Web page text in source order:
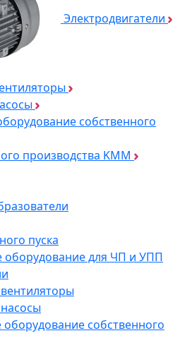
Электродвигатели
собственного
производства KMM
пуска
оборудование для ЧП и УПП
собственного